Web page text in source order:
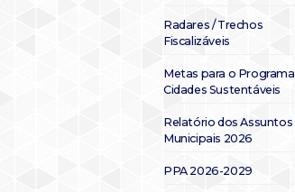
Radares / Trechos
Fiscalizáveis
Metas para o Programa
Cidades Sustentáveis
Relatório dos Assuntos
Municipais 2026
PPA 2026-2029